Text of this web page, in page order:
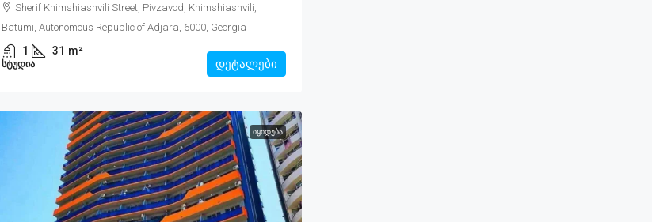
Sherif Khimshiashvili Street, Pivzavod, Khimshiashvili,
Batumi, Autonomous Republic of Adjara, 6000, Georgia
1 31 m²
ᲡᲢᲣᲓᲘᲐ დეტალები
ᲘᲧᲘᲓᲔᲑᲐ